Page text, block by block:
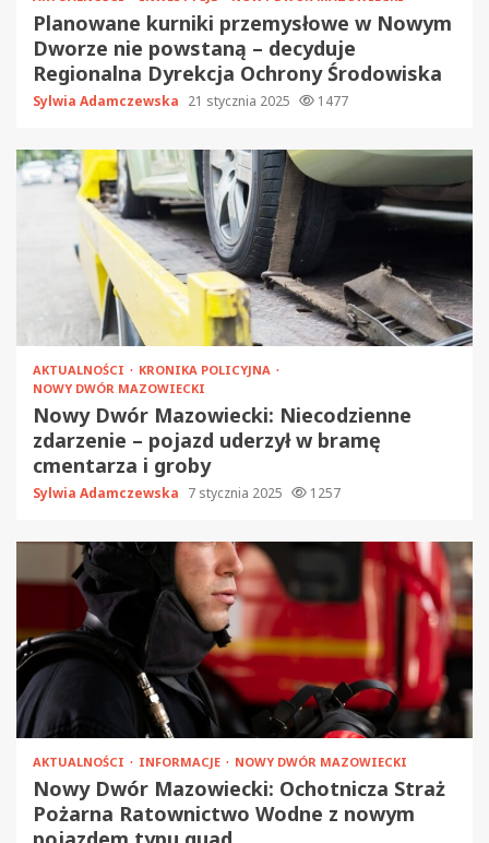
Planowane kurniki przemysłowe w Nowym
Dworze nie powstaną – decyduje
Regionalna Dyrekcja Ochrony Środowiska
Sylwia Adamczewska 21 stycznia 2025 1477
AKTUALNOŚCI
KRONIKA POLICYJNA
NOWY DWÓR MAZOWIECKI
Nowy Dwór Mazowiecki: Niecodzienne
zdarzenie – pojazd uderzył w bramę
cmentarza i groby
Sylwia Adamczewska 7 stycznia 2025 1257
AKTUALNOŚCI INFORMACJE NOWY DWÓR MAZOWIECKI
Nowy Dwór Mazowiecki: Ochotnicza Straż
Pożarna Ratownictwo Wodne z nowym